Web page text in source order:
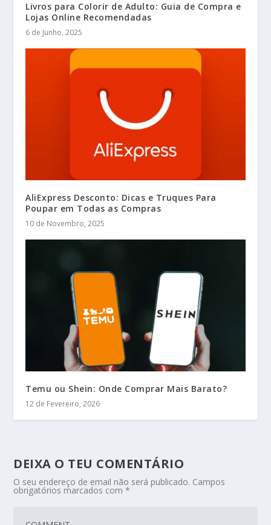
Livros para Colorir de Adulto: Guia de Compra e
Lojas Online Recomendadas
6 de Junho, 2025
AliExpress Desconto: Dicas e Truques Para
Poupar em Todas as Compras
10 de Novembro, 2025
Temu ou Shein: Onde Comprar Mais Barato?
12 de Fevereiro, 2026
DEIXA O TEU COMENTÁRIO
O seu endereço de email não será publicado. Campos
obrigatórios marcados com*